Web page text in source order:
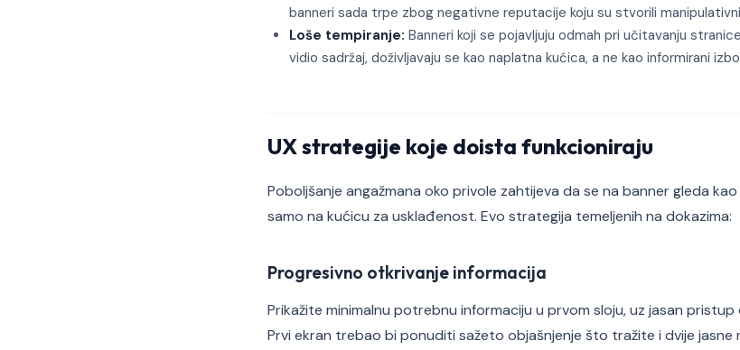
banneri sada trpe zbog negativne reputacije koju su stvorili
Loše tempiranje: Banneri koji se pojavljuju odmah pri učitavanju
vidio sadržaj, doživljavaju se kao naplatna kućica, a ne kao informirani
UX strategije koje doista funkcioniraju
Poboljšanje angažmana oko privole zahtijeva da se na banner gleda
samo na kućicu za usklađenost. Evo strategija temeljenih na dokazima:
Progresivno otkrivanje informacija
Prikažite minimalnu potrebnu informaciju u prvom sloju, uz jasan pristup
Prvi ekran trebao bi ponuditi sažeto objašnjenje što tražite i dvije jasne